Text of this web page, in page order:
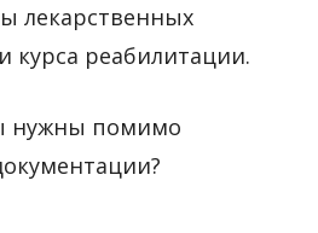
лекарственных
курса реабилитации.
нужны помимо